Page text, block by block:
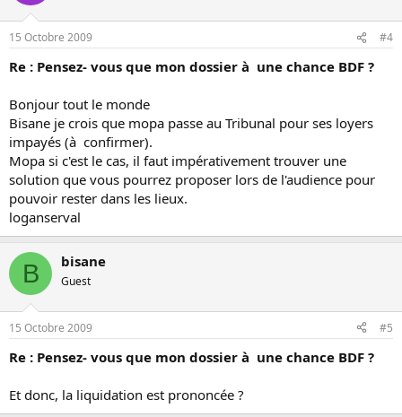
15 Octobre 2009 #4
Re : Pensez- vous que mon dossier à une chance BDF ?
Bonjour tout le monde
Bisane je crois que mopa passe au Tribunal pour ses loyers
impayés (à confirmer).
Mopa si c'est le cas, il faut impérativement trouver une
solution que vous pourrez proposer lors de l'audience pour
pouvoir rester dans les lieux.
loganserval
B bisane
Guest
15 Octobre 2009 #5
Re : Pensez- vous que mon dossier à une chance BDF ?
Et donc, la liquidation est prononcée ?